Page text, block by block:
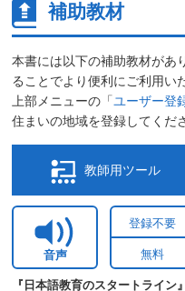
補助教材
本書には以下の補助教材があ
ることでより便利にご利用い
上部メニューの「ユーザー登
住まいの地域を登録してくだ
教師用ツール
音声
登録不要
無料
『日本語教育のスタートライン』